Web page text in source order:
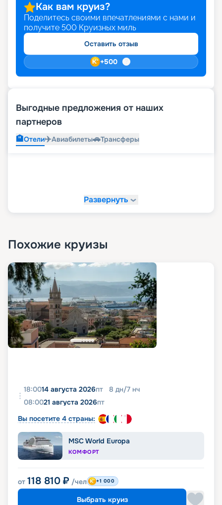
Как вам круиз?
Поделитесь своими впечатлениями с нами и
получите 500 Круизных миль
Оставить отзыв
+500
Выгодные предложения от наших
партнеров
🏨Отели✈️Авиабилеты🚗Трансферы
Развернуть
Похожие круизы
18:0014 августа 2026пт 8 дн/7 нч
08:0021 августа 2026пт
Вы посетите 4 страны:
MSC World Europa
КОМФОРТ
от 118 810 ₽ /чел +1 000
Выбрать круиз